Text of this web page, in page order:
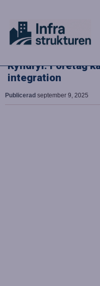
Kyndryl: Företag
integration
Publicerad september 9, 2025